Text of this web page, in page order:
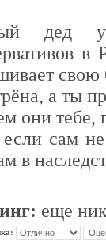
дед
свою
а ты
они тебе,
сам не
в
еще